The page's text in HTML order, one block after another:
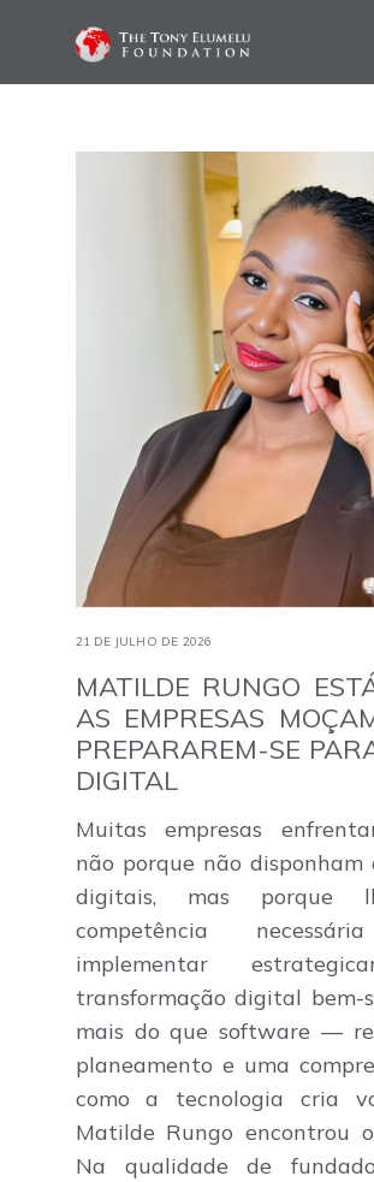
21 DE JULHO DE 2026
MATILDE RUNGO
AS EMPRESAS
PREPARAREM-SE
DIGITAL
Muitas empresas
não porque não disponham
digitais, mas porque
competência
implementar
transformação digital bem-
mais do que software —
planeamento e uma
como a tecnologia cria
Matilde Rungo encontrou
Na qualidade de